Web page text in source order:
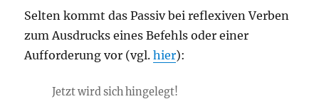
Selten kommt das Passiv bei reflexiven Verben
zum Ausdrucks eines Befehls oder einer
Aufforderung vor (vgl.hier):
Jetzt wird sich hingelegt!